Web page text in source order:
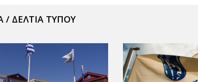
/ ΔΕΛΤΙΑ ΤΥΠΟΥ